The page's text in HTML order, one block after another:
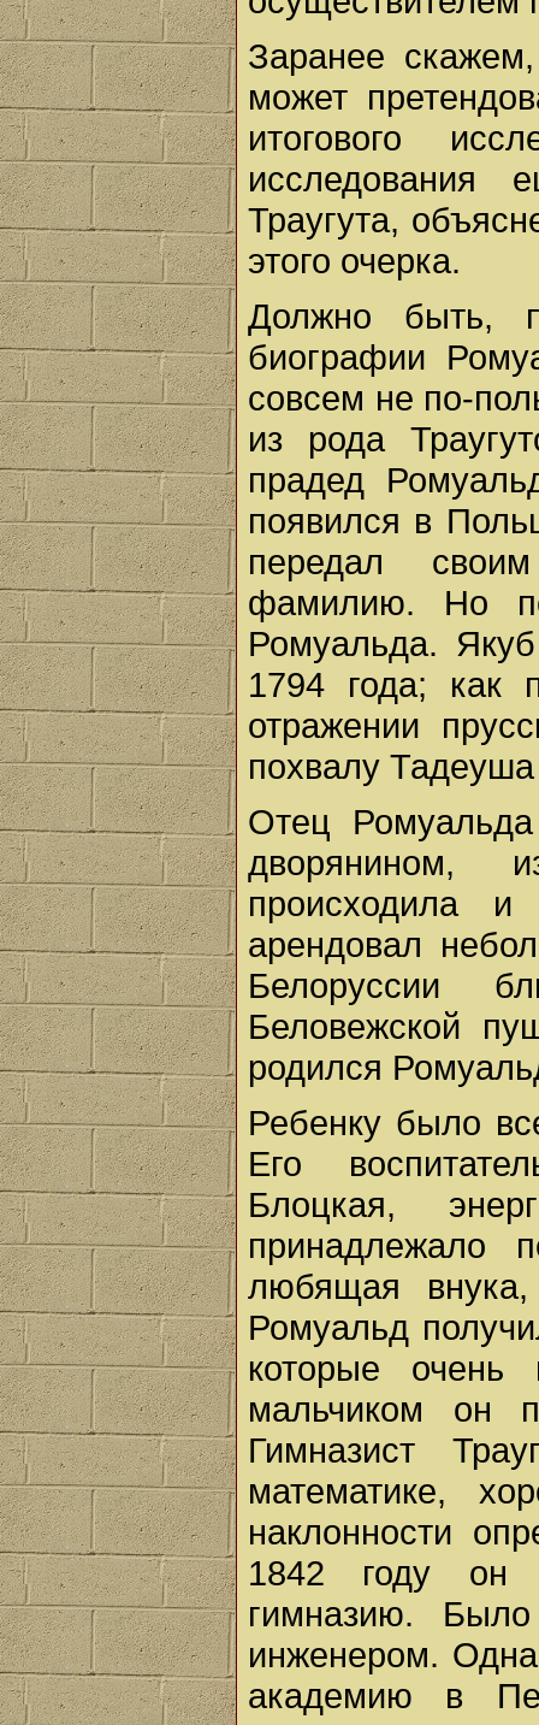
Заранее
может
итогового
Траугута,
этого очерка.
Должно быть,
биографии
совсем не по-
из рода
прадед
появился в
передал
фамилию. Но
Ромуальда.
1794 года; как
отражении
похвалу
Отец
дворянином,
происходила
арендовал
Белоруссии
Беловежской
родился
Ребенку было
Его
Блоцкая,
принадлежало
любящая
Ромуальд
которые очень
мальчиком он
Гимназист
математике,
наклонности
1842 году он
гимназию.
инженером.
академию в